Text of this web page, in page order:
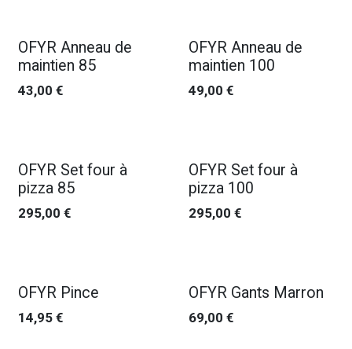
OFYR Anneau de
maintien 85
43,00 €
OFYR Anneau de
maintien 100
49,00 €
OFYR Set four à
pizza 85
295,00 €
OFYR Set four à
pizza 100
295,00 €
OFYR Pince
14,95 €
OFYR Gants Marron
69,00 €